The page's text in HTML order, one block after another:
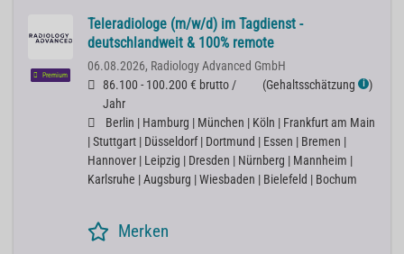
Premium
Teleradiologe (m/w/d) im Tagdienst -
deutschlandweit & 100% remote
06.08.2026, Radiology Advanced GmbH
86.100 - 100.200 € brutto /
Jahr
(Gehaltsschätzung ℹ )
Berlin | Hamburg | München | Köln | Frankfurt am Main
| Stuttgart | Düsseldorf | Dortmund | Essen | Bremen |
Hannover | Leipzig | Dresden | Nürnberg | Mannheim |
Karlsruhe | Augsburg | Wiesbaden | Bielefeld | Bochum
Merken